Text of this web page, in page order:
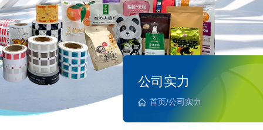
公司实力
首页/公司实力